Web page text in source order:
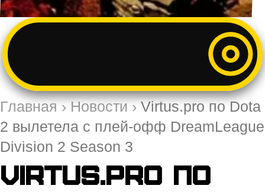
Главная›Новости›Virtus.pro по Dota
2 вылетела с плей-офф DreamLeague
Division 2 Season 3
Virtus.pro по